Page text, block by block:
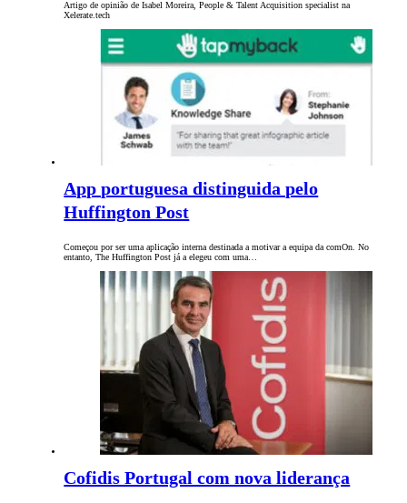
Artigo de opinião de Isabel Moreira, People & Talent Acquisition specialist na
Xelerate.tech
App portuguesa distinguida pelo
Huffington Post
Começou por ser uma aplicação interna destinada a motivar a equipa da comOn. No
entanto, The Huffington Post já a elegeu com uma…
Cofidis Portugal com nova liderança